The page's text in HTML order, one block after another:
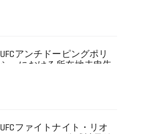
UFCアンチドーピングポリ
シーにおける所在地未申告
UFCファイトナイト・リオ